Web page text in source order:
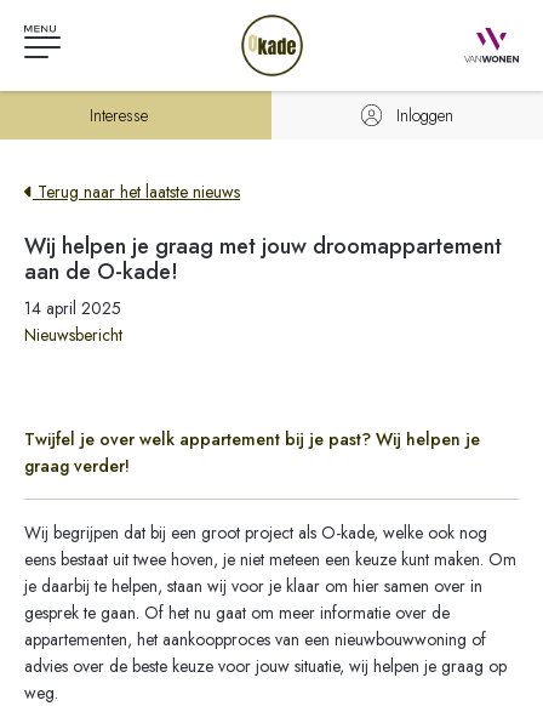
Interesse Inloggen
Terug naar het laatste nieuws
Wij helpen je graag met jouw droomappartement
aan de O-kade!
14 april 2025
Nieuwsbericht
Twijfel je over welk appartement bij je past? Wij helpen je
graag verder!
Wij begrijpen dat bij een groot project als O-kade, welke ook nog
eens bestaat uit twee hoven, je niet meteen een keuze kunt maken. Om
je daarbij te helpen, staan wij voor je klaar om hier samen over in
gesprek te gaan. Of het nu gaat om meer informatie over de
appartementen, het aankoopproces van een nieuwbouwwoning of
advies over de beste keuze voor jouw situatie, wij helpen je graag op
weg.